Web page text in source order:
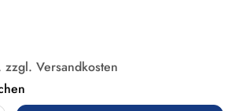
Versandkosten